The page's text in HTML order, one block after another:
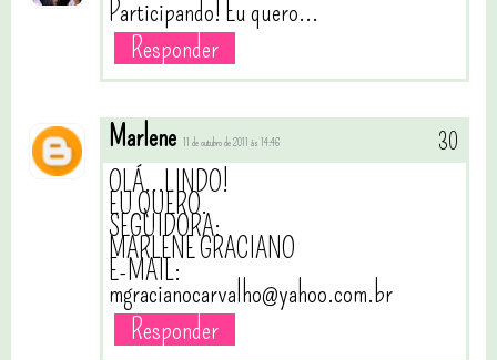
Participando! Eu quero...
Responder
Marlene 11 de outubro de 2011 às 14:46
OLÁ...LINDO!
EU QUERO.
SEGUIDORA:
MARLENE GRACIANO
E-MAIL:
mgracianocarvalho@yahoo.com.br
Responder